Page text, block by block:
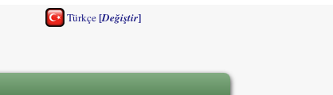
Türkçe[Değiştir]